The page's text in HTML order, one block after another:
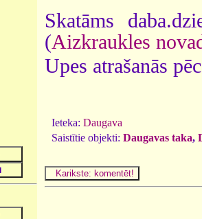
Skatāms
(Aizkraukles
Upes atrašanās
Ieteka: Daugava
Saistītie objekti: Daugavas taka,